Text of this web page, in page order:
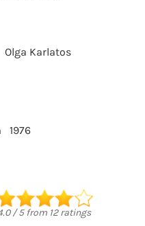
Olga Karlatos
1976
/5from 12ratings